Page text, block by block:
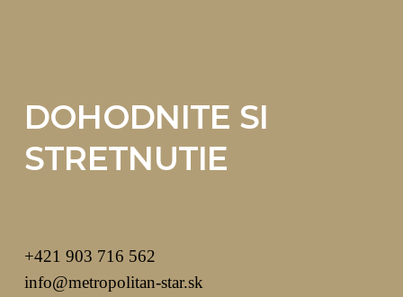
DOHODNITE SI
STRETNUTIE
+421 903 716 562
info@metropolitan-star.sk